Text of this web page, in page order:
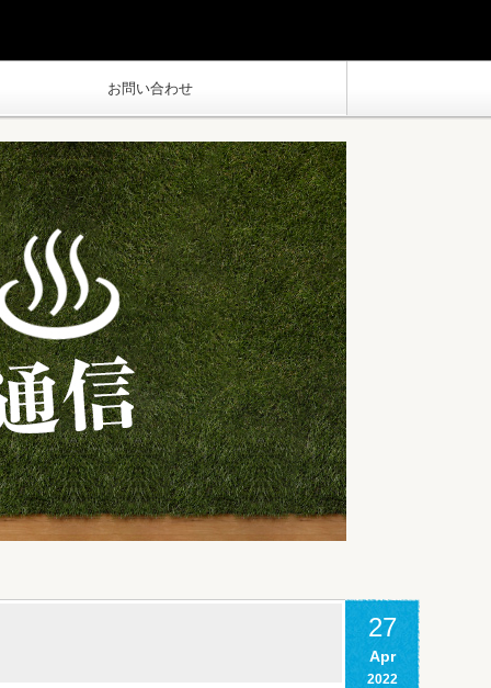
お問い合わせ
27
Apr
2022